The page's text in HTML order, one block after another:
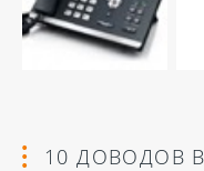
10 ДОВОДОВ В